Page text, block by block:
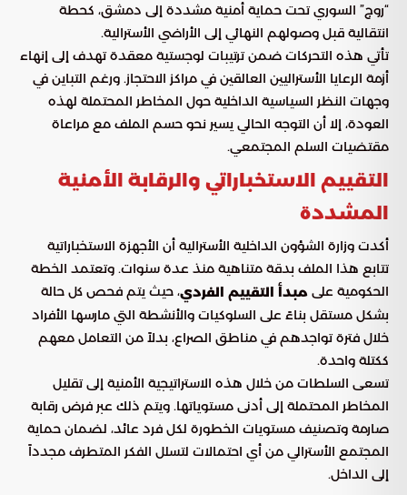
“روج” السوري تحت حماية أمنية مشددة إلى دمشق، كحطة
انتقالية قبل وصولهم النهائي إلى الأراضي الأسترالية.
تأتي هذه التحركات ضمن ترتيبات لوجستية معقدة تهدف إلى إنهاء
أزمة الرعايا الأستراليين العالقين في مراكز الاحتجاز. ورغم التباين في
وجهات النظر السياسية الداخلية حول المخاطر المحتملة لهذه
العودة، إلا أن التوجه الحالي يسير نحو حسم الملف مع مراعاة
مقتضيات السلم المجتمعي.
التقييم الاستخباراتي والرقابة الأمنية
المشددة
أكدت وزارة الشؤون الداخلية الأسترالية أن الأجهزة الاستخباراتية
تتابع هذا الملف بدقة متناهية منذ عدة سنوات. وتعتمد الخطة
الحكومية على مبدأ التقييم الفردي، حيث يتم فحص كل حالة
بشكل مستقل بناءً على السلوكيات والأنشطة التي مارسها الأفراد
خلال فترة تواجدهم في مناطق الصراع، بدلاً من التعامل معهم
ككتلة واحدة.
تسعى السلطات من خلال هذه الاستراتيجية الأمنية إلى تقليل
المخاطر المحتملة إلى أدنى مستوياتها. ويتم ذلك عبر فرض رقابة
صارمة وتصنيف مستويات الخطورة لكل فرد عائد، لضمان حماية
المجتمع الأسترالي من أي احتمالات لتسلل الفكر المتطرف مجدداً
إلى الداخل.